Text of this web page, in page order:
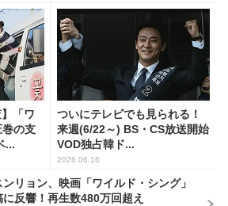
「ワ
の支
...
ついにテレビでも見られる！
来週(6/22～) BS・CS放送開始
VOD独占韓ド...
2026.06.16
ンリョン、映画「ワイルド・シング」
に反響！再生数480万回超え